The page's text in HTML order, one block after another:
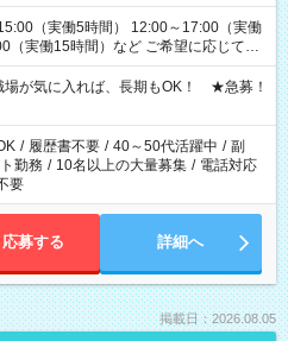
（実働5時間） 12:00～17:00（実働
時間）など ご希望に応じて、
！ お気軽に担当へ相談ください！
が気に入れば、長期もOK！ ★急募！
/ 履歴書不要 / 40～50代活躍中 / 副
勤務 / 10名以上の大量募集 / 電話対応
要
応募する 詳細へ
掲載日：2026.08.05